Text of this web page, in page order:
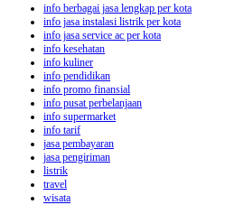
info berbagai jasa lengkap per kota
info jasa instalasi listrik per kota
info jasa service ac per kota
info kesehatan
info kuliner
info pendidikan
info promo finansial
info pusat perbelanjaan
info supermarket
info tarif
jasa pembayaran
jasa pengiriman
listrik
travel
wisata